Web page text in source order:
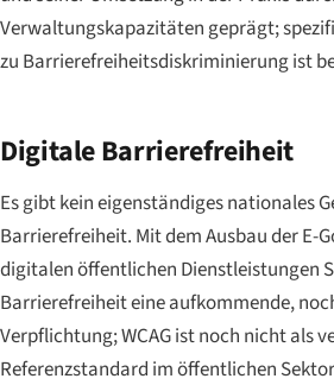
Verwaltungskapazitäten geprägt;
zu Barrierefreiheitsdiskriminierung ist
Digitale Barrierefreiheit
Es gibt kein eigenständiges nationales
Barrierefreiheit. Mit dem Ausbau der E-
digitalen öffentlichen Dienstleistungen
Barrierefreiheit eine aufkommende,
Verpflichtung; WCAG ist noch nicht als
Referenzstandard im öffentlichen